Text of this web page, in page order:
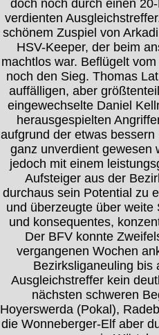
doch noch durch einen
verdienten
schönem Zuspiel von
HSV-Keeper, der beim
machtlos war. Beflügelt
noch den Sieg. Thomas
auffälligen, aber
eingewechselte Daniel
herausgespielten
aufgrund der etwas
ganz unverdient gewesen
jedoch mit einem
Aufsteiger aus der
durchaus sein Potential zu
und überzeugte über
und konsequentes,
Der BFV konnte
vergangenen Wochen
Bezirksliganeuling bis
Ausgleichstreffer kein
nächsten schweren
Hoyerswerda (Pokal),
die Wonneberger-Elf aber